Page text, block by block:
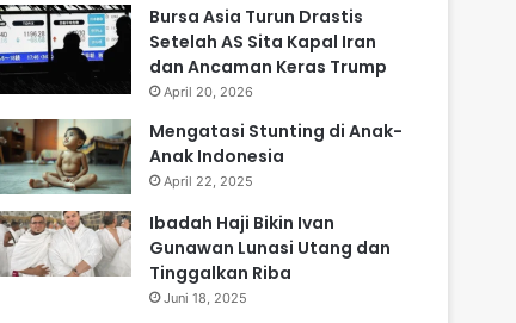
Bursa Asia Turun Drastis
Setelah AS Sita Kapal Iran
dan Ancaman Keras Trump
April 20, 2026
Mengatasi Stunting di Anak-
Anak Indonesia
April 22, 2025
Ibadah Haji Bikin Ivan
Gunawan Lunasi Utang dan
Tinggalkan Riba
Juni 18, 2025